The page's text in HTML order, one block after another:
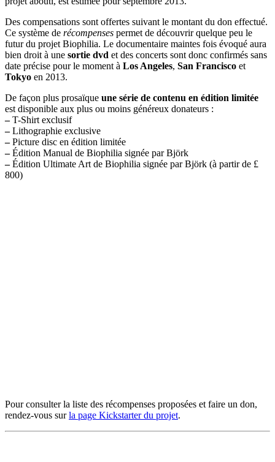
Des compensations sont offertes suivant le montant du don effectué.
Ce système de récompenses permet de découvrir quelque peu le
futur du projet Biophilia. Le documentaire maintes fois évoqué aura
bien droit à une sortie dvd et des concerts sont donc confirmés sans
date précise pour le moment à Los Angeles, San Francisco et
Tokyo en 2013.
De façon plus prosaïque une série de contenu en édition limitée
est disponible aux plus ou moins généreux donateurs :
–T-Shirt exclusif
–Lithographie exclusive
–Picture disc en édition limitée
–Édition Manual de Biophilia signée par Björk
–Édition Ultimate Art de Biophilia signée par Björk (à partir de £
800)
Pour consulter la liste des récompenses proposées et faire un don,
rendez-vous surla page Kickstarter du projet.